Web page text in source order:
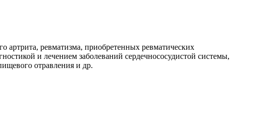
артрита, ревматизма, приобретенных ревматических
и лечением заболеваний сердечнососудистой системы,
отравления и др.